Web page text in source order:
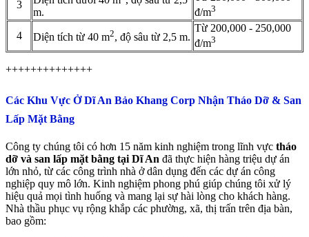
3
m.
đ/m3
4 Diện tích từ 40 m2, độ sâu từ 2,5 m.
Từ 200,000 - 250,000
đ/m3
++++++++++++++
Các Khu Vực Ở Dĩ An Bảo Khang Corp Nhận Tháo Dỡ & San
Lấp Mặt Bằng
Công ty chúng tôi có hơn 15 năm kinh nghiệm trong lĩnh vực tháo
dỡ và san lấp mặt bằng tại Dĩ An đã thực hiện hàng triệu dự án
lớn nhỏ, từ các công trình nhà ở dân dụng đến các dự án công
nghiệp quy mô lớn. Kinh nghiệm phong phú giúp chúng tôi xử lý
hiệu quả mọi tình huống và mang lại sự hài lòng cho khách hàng.
Nhà thầu phục vụ rộng khắp các phường, xã, thị trấn trên địa bàn,
bao gồm: